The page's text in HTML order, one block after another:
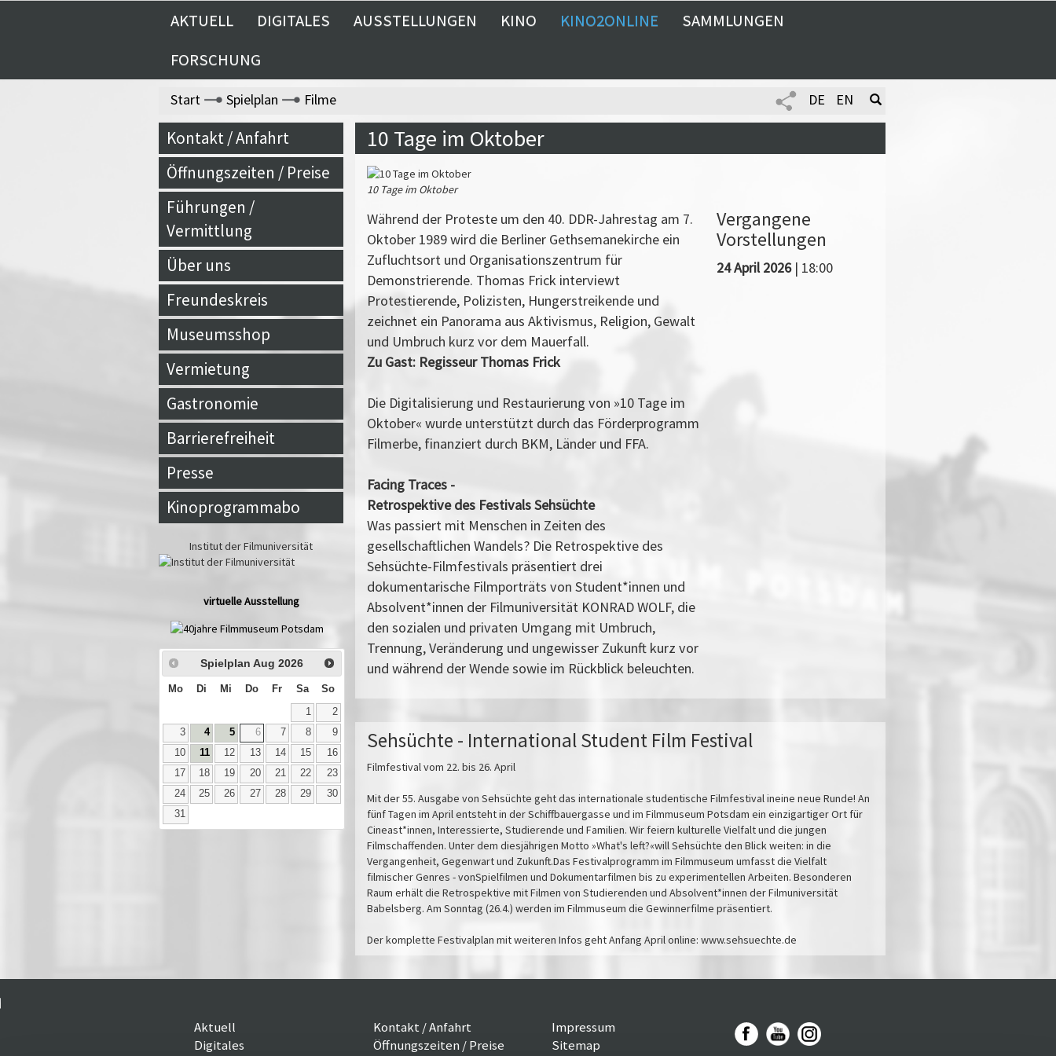
AKTUELL DIGITALES AUSSTELLUNGEN KINO KINO2ONLINE
SAMMLUNGEN
FORSCHUNG
Start Spielplan Filme DE EN
Kontakt / Anfahrt
Öffnungszeiten / Preise
Führungen /
Vermittlung
Über uns
Freundeskreis
Museumsshop
Vermietung
Gastronomie
Barrierefreiheit
Presse
Kinoprogrammabo
Institut der Filmuniversität
virtuelle Ausstellung
Spielplan Aug 2026
Mo Di Mi Do Fr Sa So
1
2
3
4 5 6 7 8
9
10
11 12 13 14 15
16
17
18 19 20 21 22
23
24
25 26 27 28 29
30
31
10 Tage im Oktober
10 Tage im Oktober
Während der Proteste um den 40. DDR-Jahrestag am 7.
Oktober 1989 wird die Berliner Gethsemanekirche ein
Zufluchtsort und Organisationszentrum für
Demonstrierende. Thomas Frick interviewt
Protestierende, Polizisten, Hungerstreikende und
zeichnet ein Panorama aus Aktivismus, Religion, Gewalt
und Umbruch kurz vor dem Mauerfall.
Zu Gast: Regisseur Thomas Frick
Die Digitalisierung und Restaurierung von »10 Tage im
Oktober« wurde unterstützt durch das Förderprogramm
Filmerbe, finanziert durch BKM, Länder und FFA.
Facing Traces -
Retrospektive des Festivals Sehsüchte
Was passiert mit Menschen in Zeiten des
gesellschaftlichen Wandels? Die Retrospektive des
Sehsüchte-Filmfestivals präsentiert drei
dokumentarische Filmporträts von Student*innen und
Absolvent*innen der Filmuniversität KONRAD WOLF, die
den sozialen und privaten Umgang mit Umbruch,
Trennung, Veränderung und ungewisser Zukunft kurz vor
und während der Wende sowie im Rückblick beleuchten.
Vergangene
Vorstellungen
24 April 2026| 18:00
Sehsüchte - International Student Film Festival
Filmfestival vom 22. bis 26. April
Mit der 55. Ausgabe von Sehsüchte geht das internationale studentische Filmfestival ineine neue Runde! An
fünf Tagen im April entsteht in der Schiffbauergasse und im Filmmuseum Potsdam ein einzigartiger Ort für
Cineast*innen, Interessierte, Studierende und Familien. Wir feiern kulturelle Vielfalt und die jungen
Filmschaffenden. Unter dem diesjährigen Motto »What's left?«will Sehsüchte den Blick weiten: in die
Vergangenheit, Gegenwart und Zukunft.Das Festivalprogramm im Filmmuseum umfasst die Vielfalt
filmischer Genres - vonSpielfilmen und Dokumentarfilmen bis zu experimentellen Arbeiten. Besonderen
Raum erhält die Retrospektive mit Filmen von Studierenden und Absolvent*innen der Filmuniversität
Babelsberg. Am Sonntag (26.4.) werden im Filmmuseum die Gewinnerfilme präsentiert.
Der komplette Festivalplan mit weiteren Infos geht Anfang April online: www.sehsuechte.de
Aktuell
Digitales
Kontakt / Anfahrt
Öffnungszeiten / Preise
Impressum
Sitemap